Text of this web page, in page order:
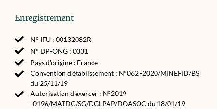
Enregistrement
N° IFU : 00132082R
N° DP-ONG : 0331
Pays d'origine : France
Convention d'établissement : N°062 -2020/MINEFID/BS
du 25/11/19
Autorisation d'exercer : N°2019
-0196/MATDC/SG/DGLPAP/DOASOC du 18/01/19